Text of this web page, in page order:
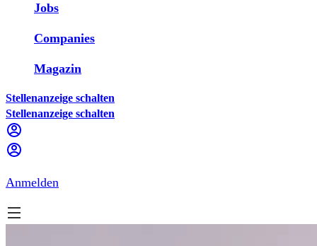
Jobs
Companies
Magazin
Stellenanzeige schalten
Stellenanzeige schalten
Anmelden